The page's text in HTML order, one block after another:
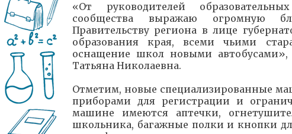
«От руководителей
сообщества выражаю огромную
Правительству региона в лице
образования края, всеми чьими
оснащение школ новыми
Татьяна Николаевна.
Отметим, новые специализированные
приборами для регистрации и
машине имеются аптечки,
школьника, багажные полки и кнопки